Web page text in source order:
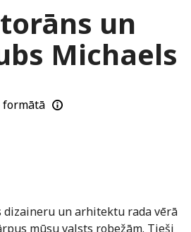
un
Michaels
formātā
dizaineru un arhitektu rada vērā
mūsu valsts robežām. Tieši